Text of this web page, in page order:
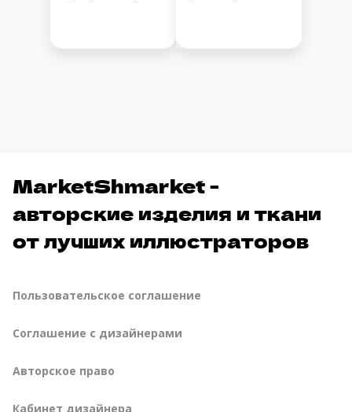
MarketShmarket -
авторские изделия и ткани
от лучших иллюстраторов
Пользовательское соглашение
Соглашение с дизайнерами
Авторское право
Кабинет дизайнера